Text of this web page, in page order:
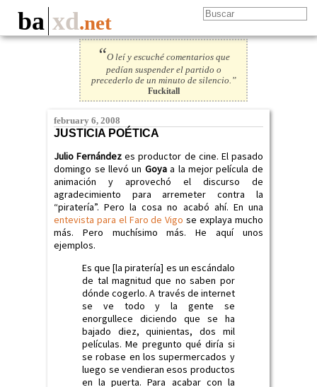
ba xd.net
“O leí y escuché comentarios que
pedían suspender el partido o
precederlo de un minuto de silencio.”
Fuckitall
february 6, 2008
JUSTICIA POÉTICA
Julio Fernández es productor de cine. El pasado
domingo se llevó un Goyaa la mejor película de
animación y aprovechó el discurso de
agradecimiento para arremeter contra la
“piratería”. Pero la cosa no acabó ahí. En una
entevista para el Faro de Vigo se explaya mucho
más. Pero muchísimo más. He aquí unos
ejemplos.
Es que [la piratería] es un escándalo
de tal magnitud que no saben por
dónde cogerlo. A través de internet
se ve todo y la gente se
enorgullece diciendo que se ha
bajado diez, quinientas, dos mil
películas. Me pregunto qué diría si
se robase en los supermercados y
luego se vendieran esos productos
en la puerta. Para acabar con la